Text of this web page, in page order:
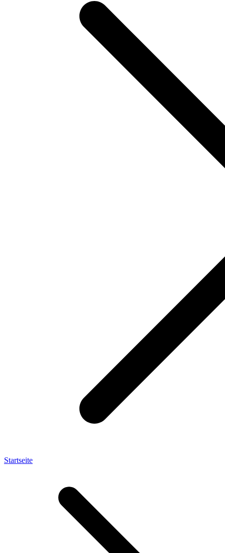
Startseite